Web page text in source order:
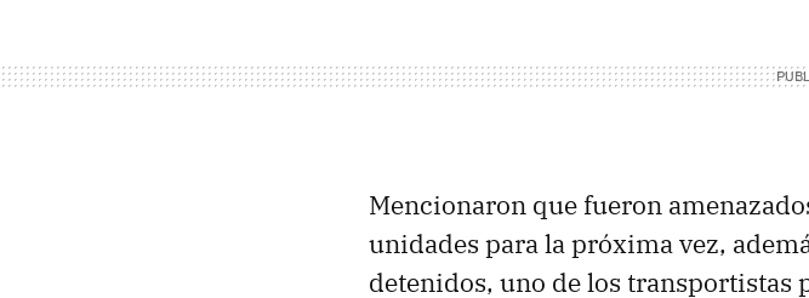
Mencionaron que fueron
unidades para la próxima vez,
detenidos, uno de los transportistas